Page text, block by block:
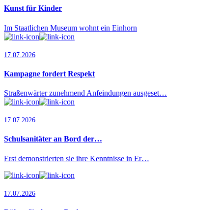
Kunst für Kinder
Im Staatlichen Museum wohnt ein Einhorn
17.07.2026
Kampagne fordert Respekt
Straßenwärter zunehmend Anfeindungen ausgeset…
17.07.2026
Schulsanitäter an Bord der…
Erst demonstrierten sie ihre Kenntnisse in Er…
17.07.2026